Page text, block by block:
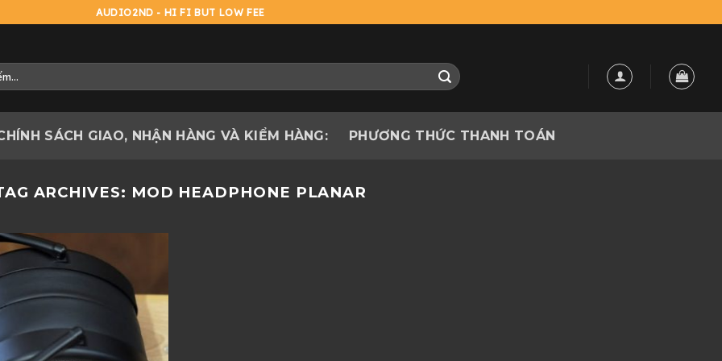
AUDIO2ND - HI FI BUT LOW FEE
SÁCH GIAO, NHẬN HÀNG VÀ KIỂM HÀNG: PHƯƠNG THỨC THANH TOÁN
ARCHIVES: MOD HEADPHONE PLANAR